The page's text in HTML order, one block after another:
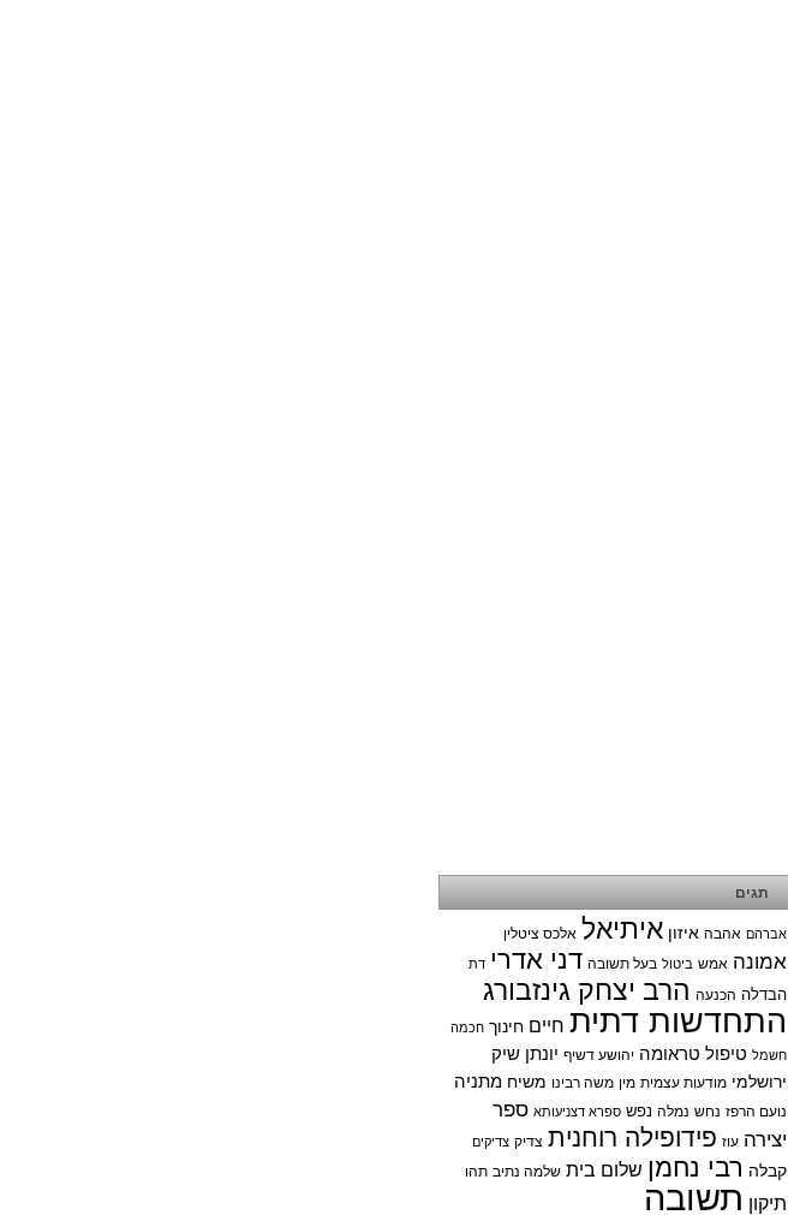
תגים
אברהם אהבה איזון איתיאל אלכס ציטלין
אמונה אמש ביטול בעל תשובה דני אדרי דת
הבדלה הכנעה הרב יצחק גינזבורג
התחדשות דתית חיים חינוך חכמה
חשמל טיפול טראומה יהושע דשיף יונתן שיק
ירושלמי מודעות עצמית מין משה רבינו משיח מתניה
נועם הרפז נחש נמלה נפש ספרא דצניעותא ספר
יצירה עוז פידופילה רוחנית צדיק צדיקים
קבלה רבי נחמן שלום בית שלמה נתיב תהו
תיקון תשובה